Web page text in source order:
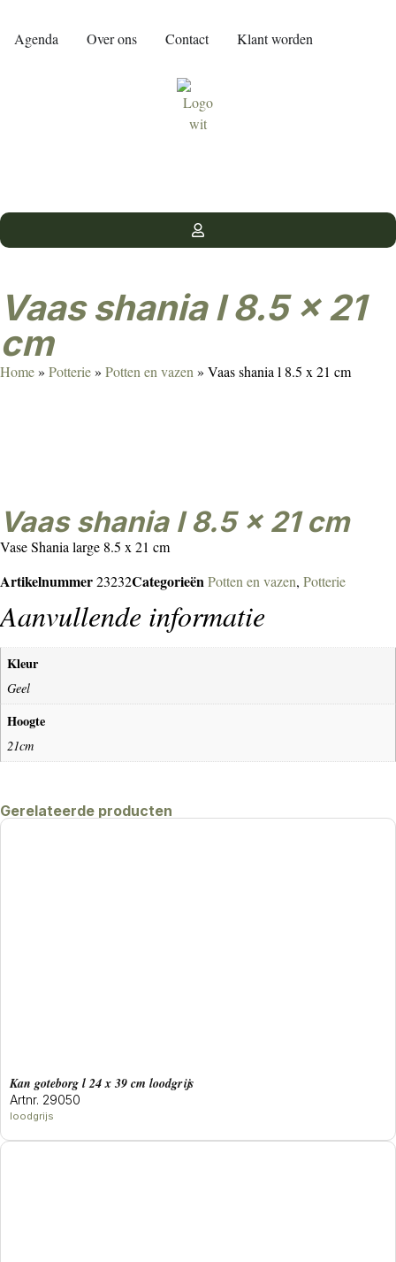
Agenda Over ons Contact Klant worden
Vaas shania l 8.5 x 21
cm
Home» Potterie» Potten en vazen » Vaas shania l 8.5 x 21 cm
Vaas shania l 8.5 x 21 cm
Vase Shania large 8.5 x 21 cm
Artikelnummer23232CategorieënPotten en vazen, Potterie
Aanvullende informatie
Kleur
Geel
Hoogte
21cm
Gerelateerde producten
Kan goteborg l 24 x 39 cm loodgrijs
Artnr. 29050
loodgrijs